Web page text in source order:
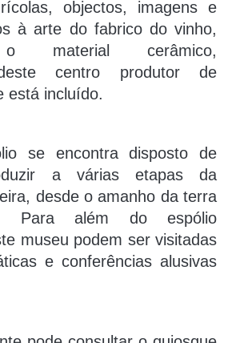
objectos, imagens e
à arte do fabrico do vinho,
o material cerâmico,
centro produtor de
está incluído.
se encontra disposto de
a várias etapas da
desde o amanho da terra
Para além do espólio
museu podem ser visitadas
e conferências alusivas